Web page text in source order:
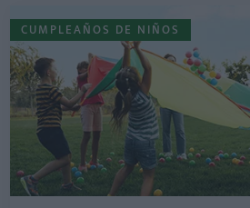
CUMPLEAÑOS DE NIÑOS